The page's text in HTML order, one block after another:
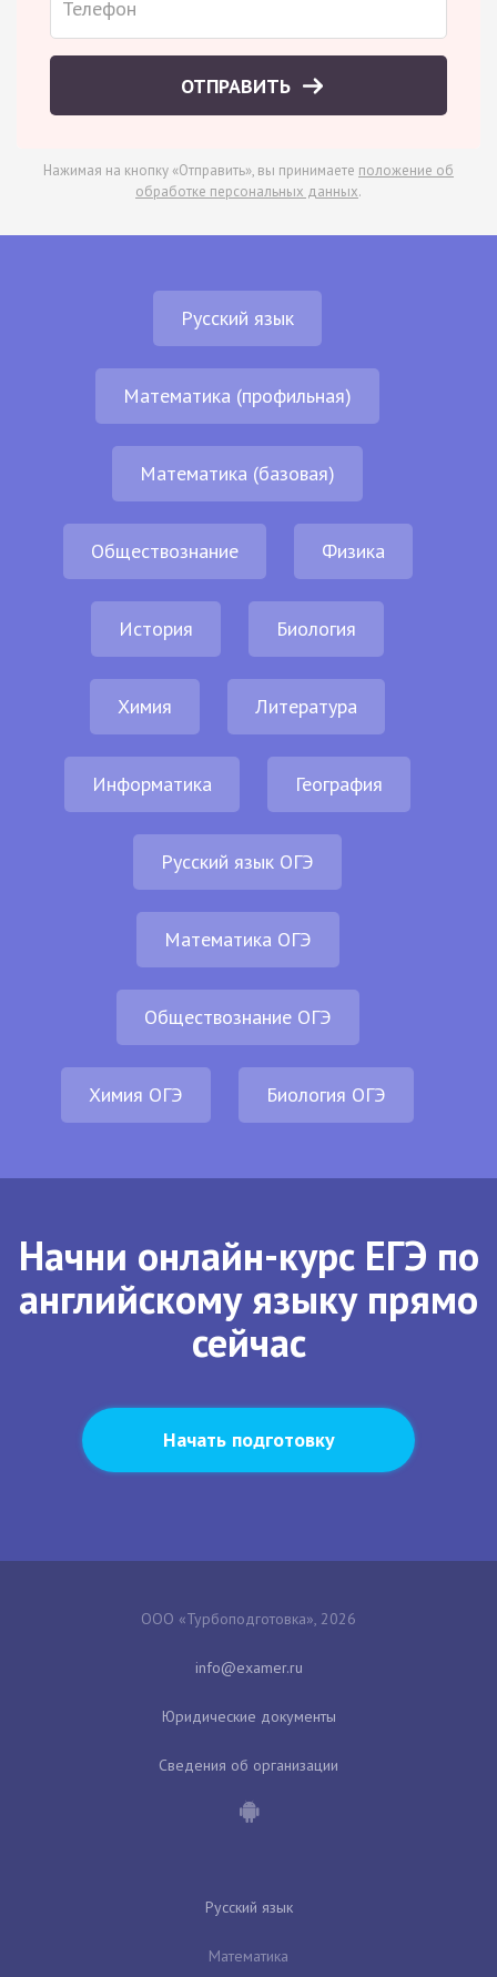
ОТПРАВИТЬ
Нажимая на кнопку «Отправить», вы принимаете положение об
обработке персональных данных.
Русский язык
Математика (профильная)
Математика (базовая)
Обществознание Физика
История Биология
Химия Литература
Информатика География
Русский язык ОГЭ
Математика ОГЭ
Обществознание ОГЭ
Химия ОГЭ Биология ОГЭ
Начни онлайн-курс ЕГЭ по
английскому языку прямо
сейчас
Начать подготовку
ООО «Турбоподготовка», 2026
Юридические документы
Сведения об организации
Русский язык
Математика